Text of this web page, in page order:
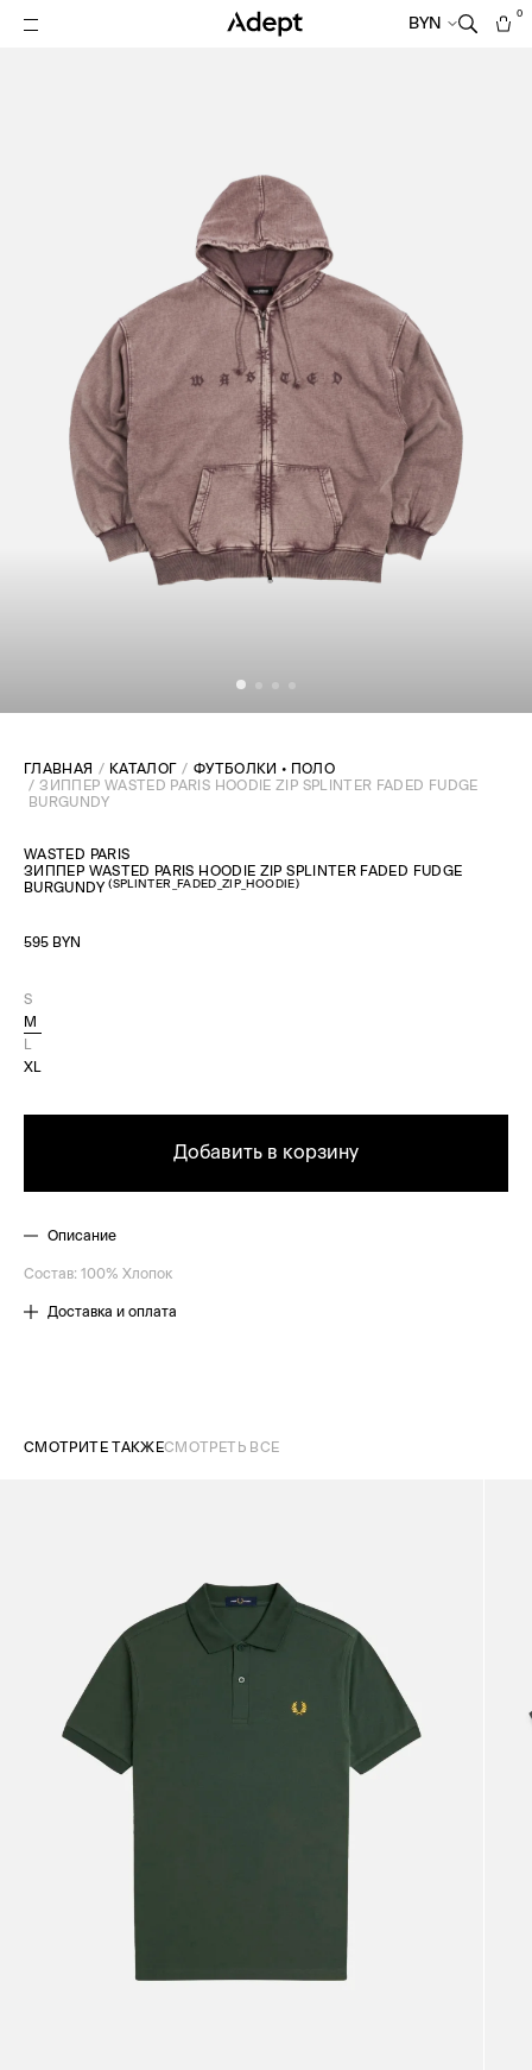
BYN
0
ГЛАВНАЯ КАТАЛОГ
ФУТБОЛКИ • ПОЛО
ЗИППЕР WASTED PARIS HOODIE ZIP SPLINTER FADED FUDGE
BURGUNDY
WASTED PARIS
ЗИППЕР WASTED PARIS HOODIE ZIP SPLINTER FADED FUDGE
BURGUNDY(SPLINTER_FADED_ZIP_HOODIE)
595 BYN
S
M
XL
Добавить в корзину
Описание
Состав: 100% Хлопок
Доставка и оплата
СМОТРИТЕ ТАКЖЕСМОТРЕТЬ ВСЕ